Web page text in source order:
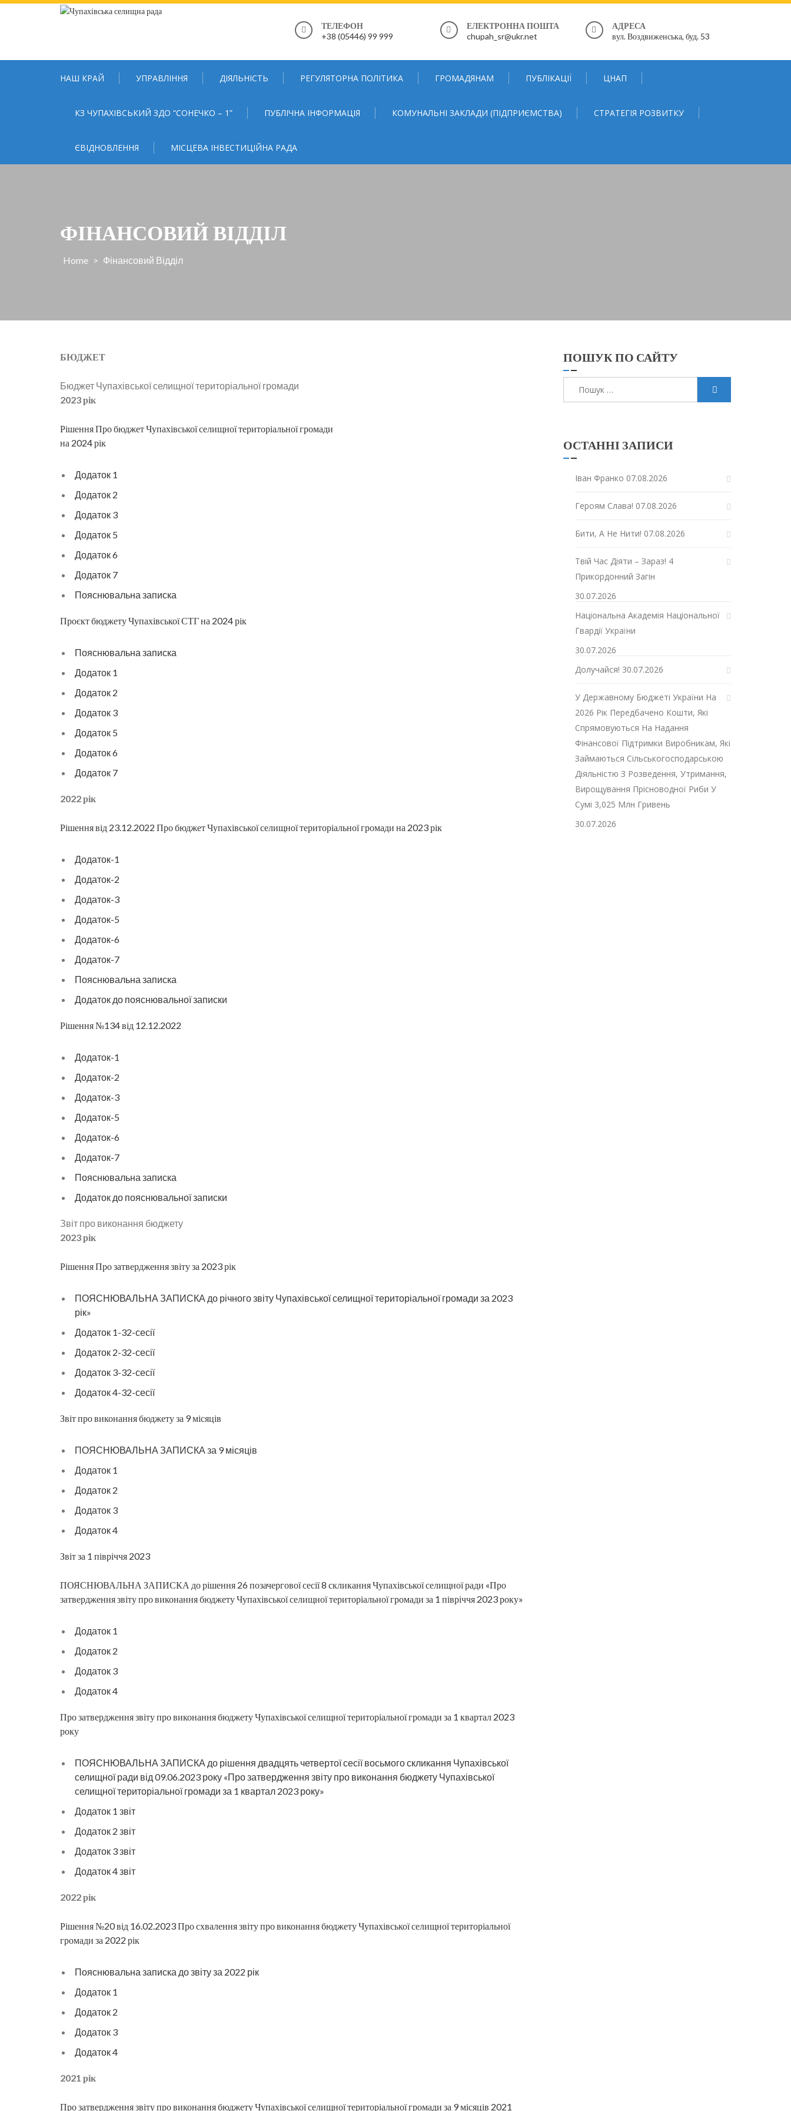
Skip
ТЕЛЕФОН
+38 (05446) 99 999
ЕЛЕКТРОННА ПОШТА
chupah_sr@ukr.net
АДРЕСА
вул. Воздвиженська, буд. 53
НАШ КРАЙ УПРАВЛІННЯ ДІЯЛЬНІСТЬ РЕГУЛЯТОРНА ПОЛІТИКА ГРОМАДЯНАМ ПУБЛІКАЦІЇ ЦНАП
КЗ ЧУПАХІВСЬКИЙ ЗДО “СОНЕЧКО – 1” ПУБЛІЧНА ІНФОРМАЦІЯ КОМУНАЛЬНІ ЗАКЛАДИ (ПІДПРИЄМСТВА) СТРАТЕГІЯ РОЗВИТКУ
ЄВІДНОВЛЕННЯ МІСЦЕВА ІНВЕСТИЦІЙНА РАДА
ФІНАНСОВИЙ ВІДДІЛ
Home > Фінансовий Відділ
БЮДЖЕТ
Бюджет Чупахівської селищної територіальної громади
2023 рік
Рішення Про бюджет Чупахівської селищної територіальної громади
на 2024 рік
Додаток 1
Додаток 2
Додаток 3
Додаток 5
Додаток 6
Додаток 7
Пояснювальна записка
Проєкт бюджету Чупахівської СТГ на 2024 рік
Пояснювальна записка
Додаток 1
Додаток 2
Додаток 3
Додаток 5
Додаток 6
Додаток 7
2022 рік
Рішення від 23.12.2022 Про бюджет Чупахівської селищної територіальної громади на 2023 рік
Додаток-1
Додаток-2
Додаток-3
Додаток-5
Додаток-6
Додаток-7
Пояснювальна записка
Додаток до пояснювальної записки
Рішення №134 від 12.12.2022
Додаток-1
Додаток-2
Додаток-3
Додаток-5
Додаток-6
Додаток-7
Пояснювальна записка
Додаток до пояснювальної записки
Звіт про виконання бюджету
2023 рік
Рішення Про затвердження звіту за 2023 рік
ПОЯСНЮВАЛЬНА ЗАПИСКА до річного звіту Чупахівської селищної територіальної громади за 2023
рік»
Додаток 1-32-сесії
Додаток 2-32-сесії
Додаток 3-32-сесії
Додаток 4-32-сесії
Звіт про виконання бюджету за 9 місяців
ПОЯСНЮВАЛЬНА ЗАПИСКА за 9 місяців
Додаток 1
Додаток 2
Додаток 3
Додаток 4
Звіт за 1 півріччя 2023
ПОЯСНЮВАЛЬНА ЗАПИСКА до рішення 26 позачергової сесії 8 скликання Чупахівської селищної ради «Про
затвердження звіту про виконання бюджету Чупахівської селищної територіальної громади за 1 півріччя 2023 року»
Додаток 1
Додаток 2
Додаток 3
Додаток 4
Про затвердження звіту про виконання бюджету Чупахівської селищної територіальної громади за 1 квартал 2023
року
ПОЯСНЮВАЛЬНА ЗАПИСКА до рішення двадцять четвертої сесії восьмого скликання Чупахівської
селищної ради від 09.06.2023 року «Про затвердження звіту про виконання бюджету Чупахівської
селищної територіальної громади за 1 квартал 2023 року»
Додаток 1 звіт
Додаток 2 звіт
Додаток 3 звіт
Додаток 4 звіт
2022 рік
Рішення №20 від 16.02.2023 Про схвалення звіту про виконання бюджету Чупахівської селищної територіальної
громади за 2022 рік
Пояснювальна записка до звіту за 2022 рік
Додаток 1
Додаток 2
Додаток 3
Додаток 4
2021 рік
Про затвердження звіту про виконання бюджету Чупахівської селищної територіальної громади за 9 місяців 2021
ПОШУК ПО САЙТУ
ОСТАННІ ЗАПИСИ
Іван Франко 07.08.2026
Героям Слава! 07.08.2026
Бити, А Не Нити! 07.08.2026
Твій Час Діяти – Зараз! 4
Прикордонний Загін
30.07.2026
Національна Академія Національної
Гвардії України
30.07.2026
Долучайся! 30.07.2026
У Державному Бюджеті України На
2026 Рік Передбачено Кошти, Які
Спрямовуються На Надання
Фінансової Підтримки Виробникам, Які
Займаються Сільськогосподарською
Діяльністю З Розведення, Утримання,
Вирощування Прісноводної Риби У
Сумі 3,025 Млн Гривень
30.07.2026